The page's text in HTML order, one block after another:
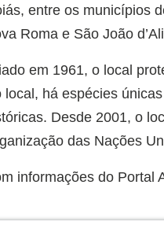
entre os municípios
Roma e São João
em 1961, o local
local, há espécies
Desde 2001, o
das Nações
informações do Portal